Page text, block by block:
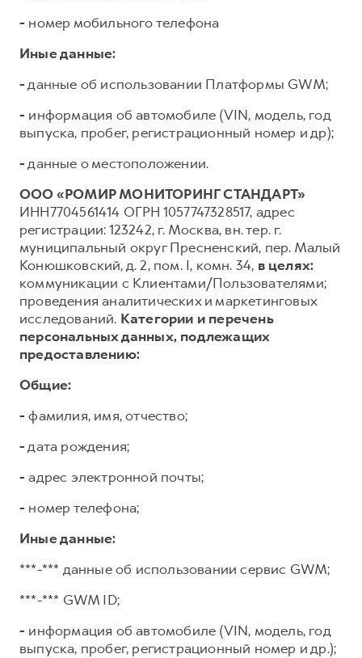
- номер мобильного телефона
Иные данные:
-данные об использовании Платформы GWM;
- информация об автомобиле (VIN, модель, год
выпуска, пробег, регистрационный номер и др);
-данные о местоположении.
ООО «РОМИР МОНИТОРИНГ СТАНДАРТ»
ИНН7704561414 ОГРН 1057747328517, адрес
регистрации: 123242, г. Москва, вн. тер. г.
муниципальный округ Пресненский, пер. Малый
Конюшковский, д. 2, пом. I, комн. 34, в целях:
коммуникации с Клиентами/Пользователями;
проведения аналитических и маркетинговых
исследований. Категории и перечень
персональных данных, подлежащих
предоставлению:
Общие:
- фамилия, имя, отчество;
-дата рождения;
- адрес электронной почты;
- номер телефона;
Иные данные:
***-*** данные об использовании сервис GWM;
***-*** GWM ID;
- информация об автомобиле (VIN, модель, год
выпуска, пробег, регистрационный номер и др.);